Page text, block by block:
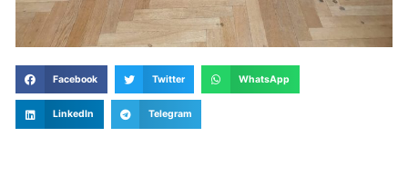
Facebook Twitter WhatsApp
LinkedIn Telegram